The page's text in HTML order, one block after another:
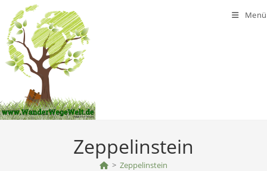
Inhalt
springen
Menü
Zeppelinstein
> Zeppelinstein